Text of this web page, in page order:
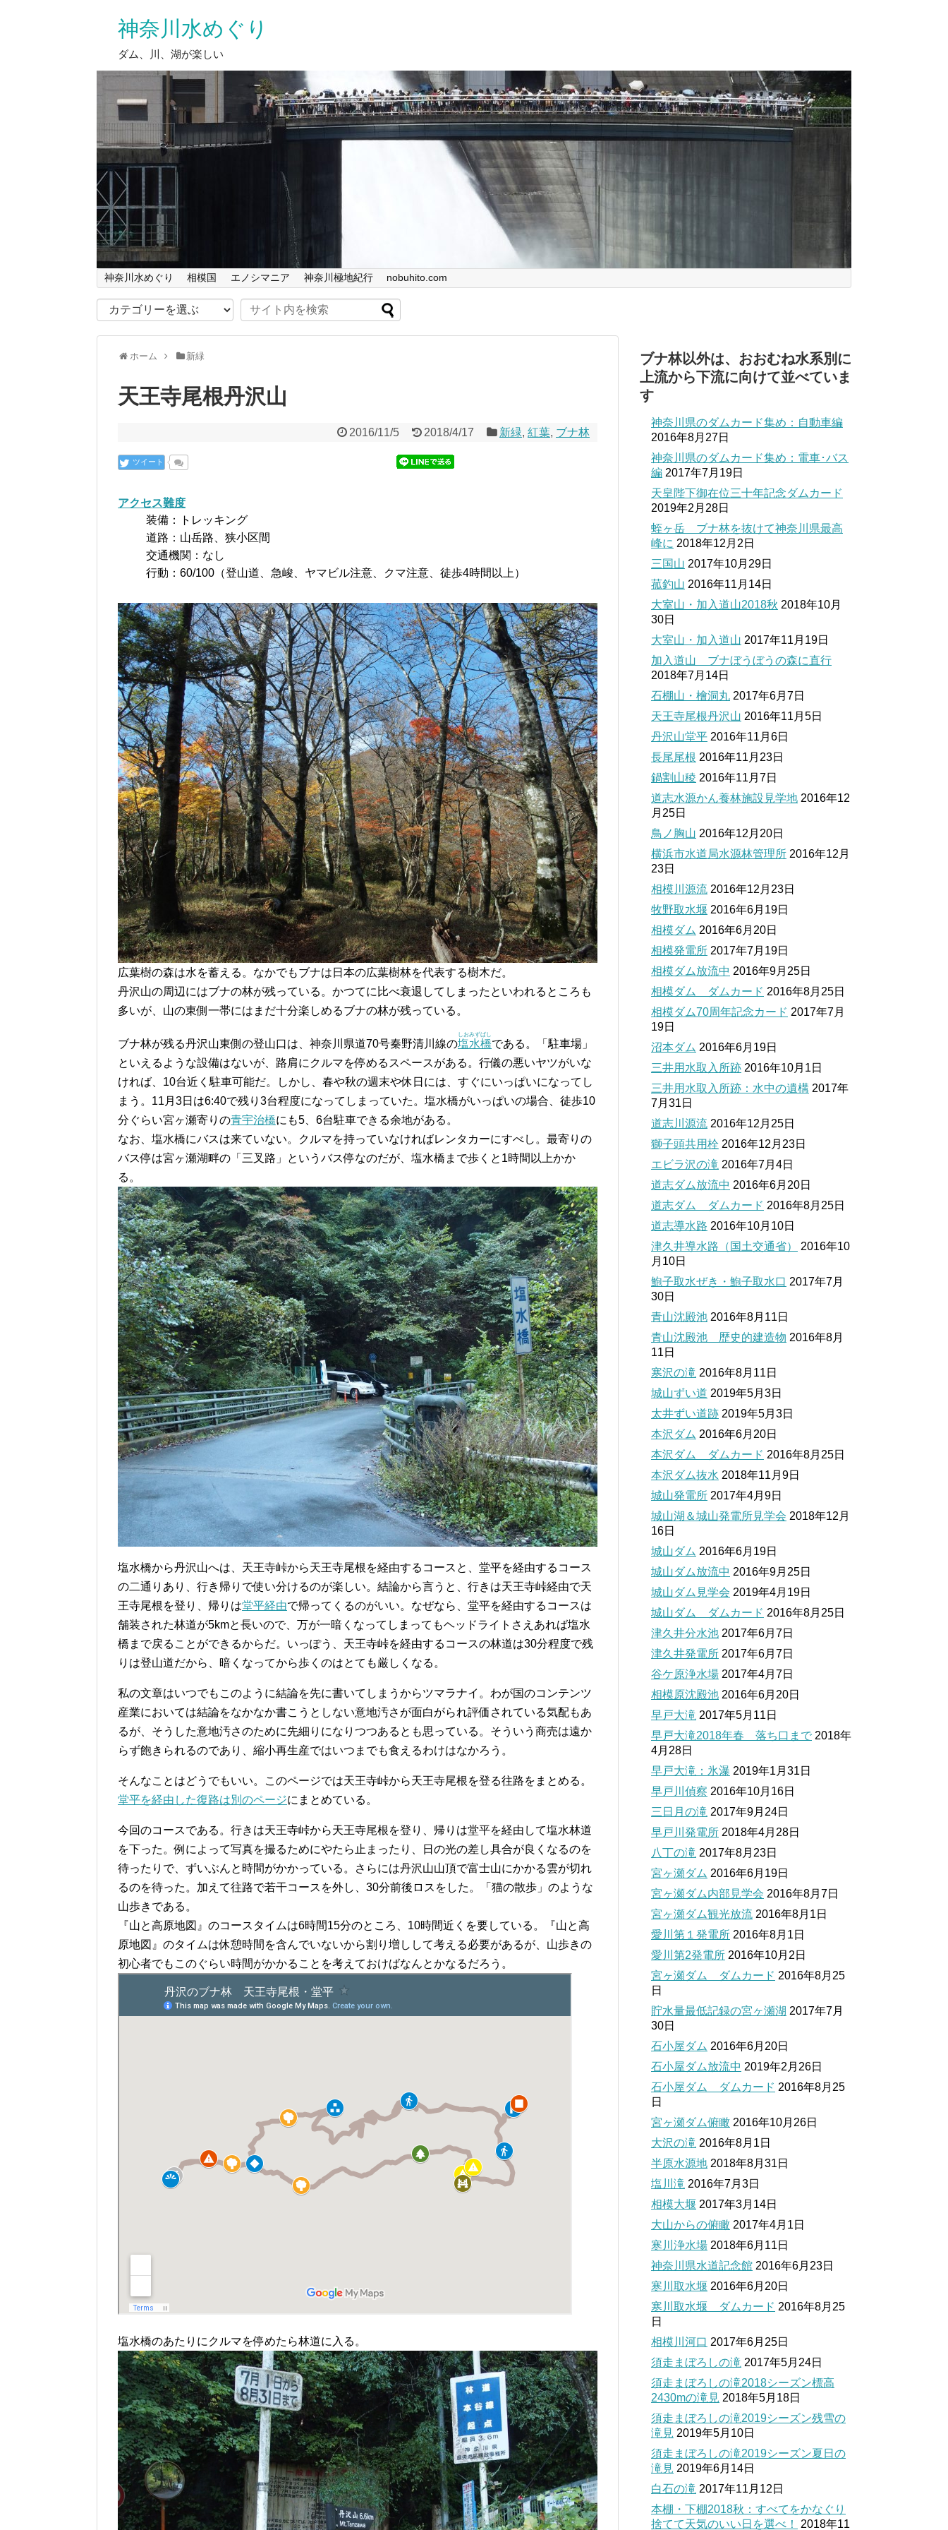
神奈川水めぐり
ダム、川、湖が楽しい
神奈川水めぐり 相模国 エノシマニア 神奈川極地紀行 nobuhito.com
ホーム 新緑
天王寺尾根丹沢山
2016/11/5 2018/4/17 新緑, 紅葉, ブナ林
ツイート
アクセス難度
装備：トレッキング
道路：山岳路、狭小区間
交通機関：なし
行動：60/100（登山道、急峻、ヤマビル注意、クマ注意、徒歩4時間以上）
広葉樹の森は水を蓄える。なかでもブナは日本の広葉樹林を代表する樹木だ。
丹沢山の周辺にはブナの林が残っている。かつてに比べ衰退してしまったといわれるところも
多いが、山の東側一帯にはまだ十分楽しめるブナの林が残っている。
ブナ林が残る丹沢山東側の登山口は、神奈川県道70号秦野清川線の塩水橋
しおみずばし
である。「駐車場」
といえるような設備はないが、路肩にクルマを停めるスペースがある。行儀の悪いヤツがいな
ければ、10台近く駐車可能だ。しかし、春や秋の週末や休日には、すぐにいっぱいになってし
まう。11月3日は6:40で残り3台程度になってしまっていた。塩水橋がいっぱいの場合、徒歩10
分ぐらい宮ヶ瀬寄りの青宇治橋にも5、6台駐車できる余地がある。
なお、塩水橋にバスは来ていない。クルマを持っていなければレンタカーにすべし。最寄りの
バス停は宮ヶ瀬湖畔の「三叉路」というバス停なのだが、塩水橋まで歩くと1時間以上かか
る。
塩水橋から丹沢山へは、天王寺峠から天王寺尾根を経由するコースと、堂平を経由するコース
の二通りあり、行き帰りで使い分けるのが楽しい。結論から言うと、行きは天王寺峠経由で天
王寺尾根を登り、帰りは堂平経由で帰ってくるのがいい。なぜなら、堂平を経由するコースは
舗装された林道が5kmと長いので、万が一暗くなってしまってもヘッドライトさえあれば塩水
橋まで戻ることができるからだ。いっぽう、天王寺峠を経由するコースの林道は30分程度で残
りは登山道だから、暗くなってから歩くのはとても厳しくなる。
私の文章はいつでもこのように結論を先に書いてしまうからツマラナイ。わが国のコンテンツ
産業においては結論をなかなか書こうとしない意地汚さが面白がられ評価されている気配もあ
るが、そうした意地汚さのために先細りになりつつあるとも思っている。そういう商売は遠か
らず飽きられるのであり、縮小再生産ではいつまでも食えるわけはなかろう。
そんなことはどうでもいい。このページでは天王寺峠から天王寺尾根を登る往路をまとめる。
堂平を経由した復路は別のページにまとめている。
今回のコースである。行きは天王寺峠から天王寺尾根を登り、帰りは堂平を経由して塩水林道
を下った。例によって写真を撮るためにやたら止まったり、日の光の差し具合が良くなるのを
待ったりで、ずいぶんと時間がかかっている。さらには丹沢山山頂で富士山にかかる雲が切れ
るのを待った。加えて往路で若干コースを外し、30分前後ロスをした。「猫の散歩」のような
山歩きである。
『山と高原地図』のコースタイムは6時間15分のところ、10時間近くを要している。『山と高
原地図』のタイムは休憩時間を含んでいないから割り増しして考える必要があるが、山歩きの
初心者でもこのぐらい時間がかかることを考えておけばなんとかなるだろう。
塩水橋のあたりにクルマを停めたら林道に入る。
ブナ林以外は、おおむね水系別に
上流から下流に向けて並べていま
す
神奈川県のダムカード集め：自動車編
2016年8月27日
神奈川県のダムカード集め：電車･バス
編 2017年7月19日
天皇陛下御在位三十年記念ダムカード
2019年2月28日
蛭ヶ岳 ブナ林を抜けて神奈川県最高
峰に 2018年12月2日
三国山 2017年10月29日
菰釣山 2016年11月14日
大室山・加入道山2018秋 2018年10月
30日
大室山・加入道山 2017年11月19日
加入道山 ブナぼうぼうの森に直行
2018年7月14日
石棚山・檜洞丸 2017年6月7日
天王寺尾根丹沢山 2016年11月5日
丹沢山堂平 2016年11月6日
長尾尾根 2016年11月23日
鍋割山稜 2016年11月7日
道志水源かん養林施設見学地 2016年12
月25日
鳥ノ胸山 2016年12月20日
横浜市水道局水源林管理所 2016年12月
23日
相模川源流 2016年12月23日
牧野取水堰 2016年6月19日
相模ダム 2016年6月20日
相模発電所 2017年7月19日
相模ダム放流中 2016年9月25日
相模ダム ダムカード 2016年8月25日
相模ダム70周年記念カード 2017年7月
19日
沼本ダム 2016年6月19日
三井用水取入所跡 2016年10月1日
三井用水取入所跡：水中の遺構 2017年
7月31日
道志川源流 2016年12月25日
獅子頭共用栓 2016年12月23日
エビラ沢の滝 2016年7月4日
道志ダム放流中 2016年6月20日
道志ダム ダムカード 2016年8月25日
道志導水路 2016年10月10日
津久井導水路（国土交通省）
2016年10
月10日
鮑子取水ぜき・鮑子取水口 2017年7月
30日
青山沈殿池 2016年8月11日
青山沈殿池 歴史的建造物 2016年8月
11日
寒沢の滝 2016年8月11日
城山ずい道 2019年5月3日
太井ずい道跡 2019年5月3日
本沢ダム 2016年6月20日
本沢ダム ダムカード 2016年8月25日
本沢ダム抜水 2018年11月9日
城山発電所 2017年4月9日
城山湖＆城山発電所見学会 2018年12月
16日
城山ダム 2016年6月19日
城山ダム放流中 2016年9月25日
城山ダム見学会 2019年4月19日
城山ダム ダムカード 2016年8月25日
津久井分水池 2017年6月7日
津久井発電所 2017年6月7日
谷ケ原浄水場 2017年4月7日
相模原沈殿池 2016年6月20日
早戸大滝 2017年5月11日
早戸大滝2018年春 落ち口まで 2018年
4月28日
早戸大滝：氷瀑 2019年1月31日
早戸川偵察 2016年10月16日
三日月の滝 2017年9月24日
早戸川発電所 2018年4月28日
八丁の滝 2017年8月23日
宮ヶ瀬ダム 2016年6月19日
宮ヶ瀬ダム内部見学会 2016年8月7日
宮ヶ瀬ダム観光放流 2016年8月1日
愛川第１発電所 2016年8月1日
愛川第2発電所 2016年10月2日
宮ヶ瀬ダム ダムカード 2016年8月25
日
貯水量最低記録の宮ヶ瀬湖 2017年7月
30日
石小屋ダム 2016年6月20日
石小屋ダム放流中 2019年2月26日
石小屋ダム ダムカード 2016年8月25
日
宮ヶ瀬ダム俯瞰 2016年10月26日
大沢の滝 2016年8月1日
半原水源地 2018年8月31日
塩川滝 2016年7月3日
相模大堰 2017年3月14日
大山からの俯瞰 2017年4月1日
寒川浄水場 2018年6月11日
神奈川県水道記念館 2016年6月23日
寒川取水堰 2016年6月20日
寒川取水堰 ダムカード 2016年8月25
日
相模川河口 2017年6月25日
須走まぼろしの滝 2017年5月24日
須走まぼろしの滝2018シーズン標高
2430mの滝見 2018年5月18日
須走まぼろしの滝2019シーズン残雪の
滝見 2019年5月10日
須走まぼろしの滝2019シーズン夏日の
滝見 2019年6月14日
白石の滝 2017年11月12日
本棚・下棚2018秋：すべてをかなぐり
捨てて天気のいい日を選べ！
2018年11